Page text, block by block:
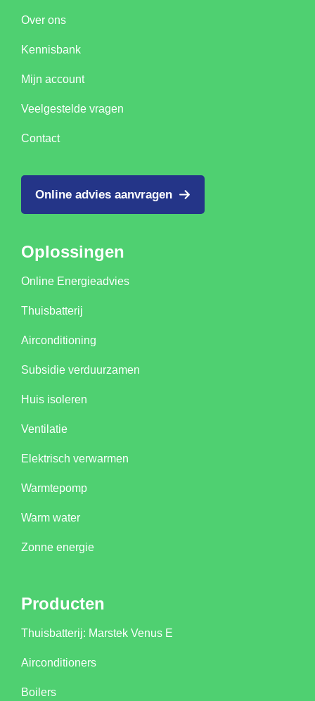
Over ons
Kennisbank
Mijn account
Veelgestelde vragen
Contact
Online advies aanvragen
Oplossingen
Online Energieadvies
Thuisbatterij
Airconditioning
Subsidie verduurzamen
Huis isoleren
Ventilatie
Elektrisch verwarmen
Warmtepomp
Warm water
Zonne energie
Producten
Thuisbatterij: Marstek Venus E
Airconditioners
Boilers